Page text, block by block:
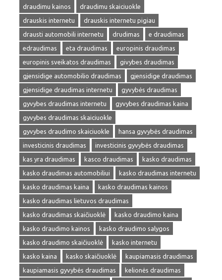
draudimu kainos
draudimu skaiciuokle
drauskis internetu
drauskis internetu pigiau
drausti automobili internetu
drudimas
e draudimas
edraudimas
eta draudimas
europinis draudimas
europinis sveikatos draudimas
givybes draudimas
gjensidige automobilio draudimas
gjensidige draudimas
gjensidige draudimas internetu
gyvybės draudimas
gyvybes draudimas internetu
gyvybes draudimas kaina
gyvybes draudimas skaiciuokle
gyvybes draudimo skaiciuokle
hansa gyvybės draudimas
investicinis draudimas
investicinis gyvybės draudimas
kas yra draudimas
kasco draudimas
kasko draudimas
kasko draudimas automobiliui
kasko draudimas internetu
kasko draudimas kaina
kasko draudimas kainos
kasko draudimas lietuvos draudimas
kasko draudimas skaičiuoklė
kasko draudimo kaina
kasko draudimo kainos
kasko draudimo salygos
kasko draudimo skaičiuoklė
kasko internetu
kasko kaina
kasko skaičiuoklė
kaupiamasis draudimas
kaupiamasis gyvybės draudimas
kelionės draudimas